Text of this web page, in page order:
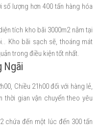
lượng hơn 400 tấn hàng hóa
tích kho bãi 3000m2 nằm tại
Kho bãi sạch sẽ, thoáng mát
trong điều kiện tốt nhất.
Ngãi
Chiều 21h00 đối với hàng lẻ,
thời gian vận chuyển theo yêu
chứa đến một lúc đến 300 tấn